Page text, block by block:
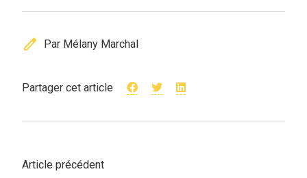
edit Par Mélany Marchal
Partager cet article
Article précédent